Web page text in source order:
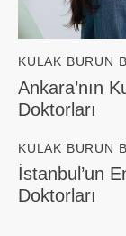
KULAK BURUN
Ankara’nın
Doktorları
KULAK BURUN
İstanbul’un
Doktorları